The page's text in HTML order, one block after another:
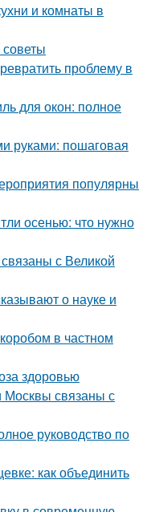
и комнаты в
проблему в
для окон: полное
руками: пошаговая
популярны
осенью: что нужно
с Великой
о науке и
в частном
здоровью
Москвы связаны с
руководство по
как объединить